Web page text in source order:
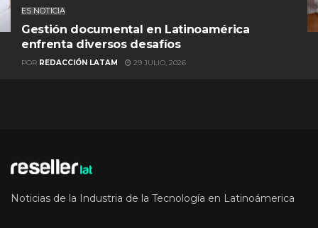
ES NOTICIA
Gestión documental en Latinoamérica
enfrenta diversos desafíos
POR REDACCIÓN LATAM 29 JULIO, 2026
Noticias de la Industria de la Tecnología en Latinoámerica